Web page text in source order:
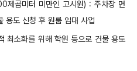
제곱미터 미만인 고시원) : 주차장 면
용도 신청 후 원룸 임대 사업
최소화를 위해 학원 등으로 건물 용도